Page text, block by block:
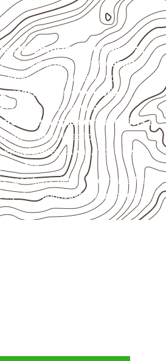
do Compensado Naval
e componentes de
marcenaria
exposição e acabamento.
pisos e divisórias ,
com a ficha técnica.
implementos, trailers e
especificação.
embalagens, caixas, montagem e
específicos, desde que validados
e pelo responsável pelo projeto.